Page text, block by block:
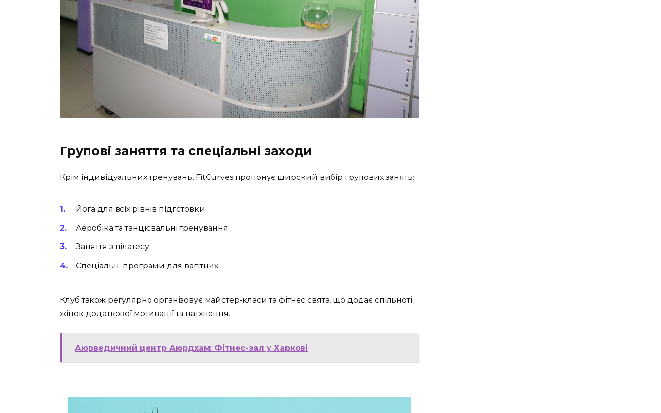
Групові заняття та спеціальні заходи
Крім індивідуальних тренувань, FitCurves пропонує широкий вибір групових занять:
Йога для всіх рівнів підготовки.
Аеробіка та танцювальні тренування.
Заняття з пілатесу.
Спеціальні програми для вагітних.
Клуб також регулярно організовує майстер-класи та фітнес свята, що додає спільноті
жінок додаткової мотивації та натхнення.
Аюрведичний центр Аюрдхам: Фітнес-зал у Харкові